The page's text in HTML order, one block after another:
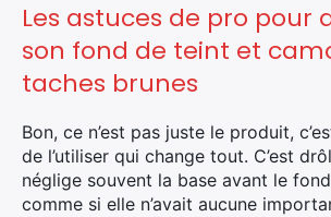
Les astuces de pro pour
son fond de teint et
taches brunes
Bon, ce n’est pas juste le produit,
de l’utiliser qui change tout. C’est
néglige souvent la base avant le
comme si elle n’avait aucune